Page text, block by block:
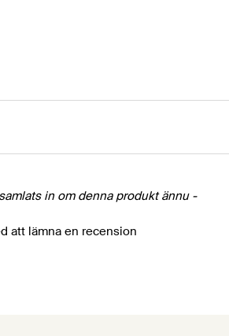
in om denna produkt ännu -
att lämna en recension